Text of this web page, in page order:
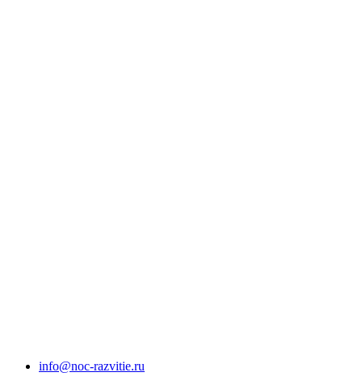
info@noc-razvitie.ru